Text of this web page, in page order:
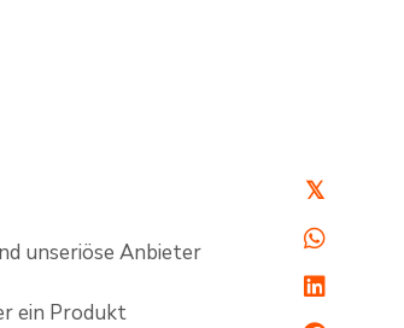
unseriöse Anbieter
ein Produkt
𝕏